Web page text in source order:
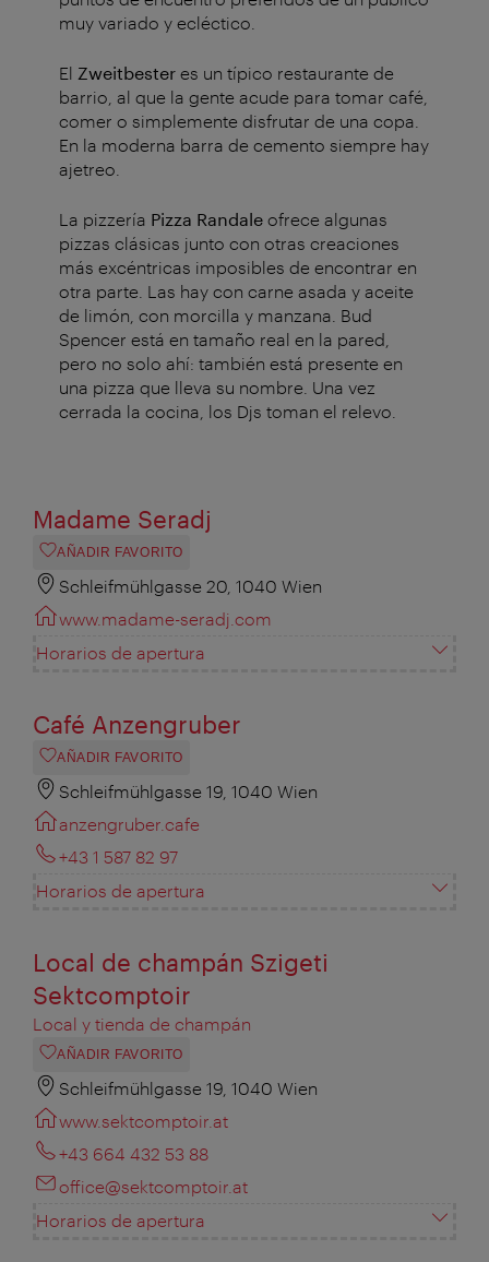
muy variado y ecléctico.
El Zweitbester es un típico restaurante de
barrio, al que la gente acude para tomar café,
comer o simplemente disfrutar de una copa.
En la moderna barra de cemento siempre hay
ajetreo.
La pizzería Pizza Randale ofrece algunas
pizzas clásicas junto con otras creaciones
más excéntricas imposibles de encontrar en
otra parte. Las hay con carne asada y aceite
de limón, con morcilla y manzana. Bud
Spencer está en tamaño real en la pared,
pero no solo ahí: también está presente en
una pizza que lleva su nombre. Una vez
cerrada la cocina, los Djs toman el relevo.
Madame Seradj
AÑADIR FAVORITO
Schleifmühlgasse 20, 1040 Wien
www.madame-seradj.com
Horarios de apertura
Café Anzengruber
AÑADIR FAVORITO
Schleifmühlgasse 19, 1040 Wien
anzengruber.cafe
+43 1 587 82 97
Horarios de apertura
Local de champán Szigeti
Sektcomptoir
Local y tienda de champán
AÑADIR FAVORITO
Schleifmühlgasse 19, 1040 Wien
www.sektcomptoir.at
+43 664 432 53 88
office@sektcomptoir.at
Horarios de apertura